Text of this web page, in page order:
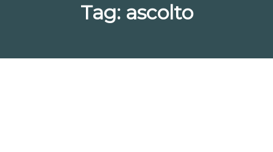
Tag: ascolto